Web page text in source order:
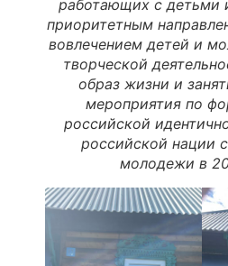
работающих с детьми
приоритетным
вовлечением детей и
творческой
образ жизни и
мероприятия по
российской
российской нации
молодежи в